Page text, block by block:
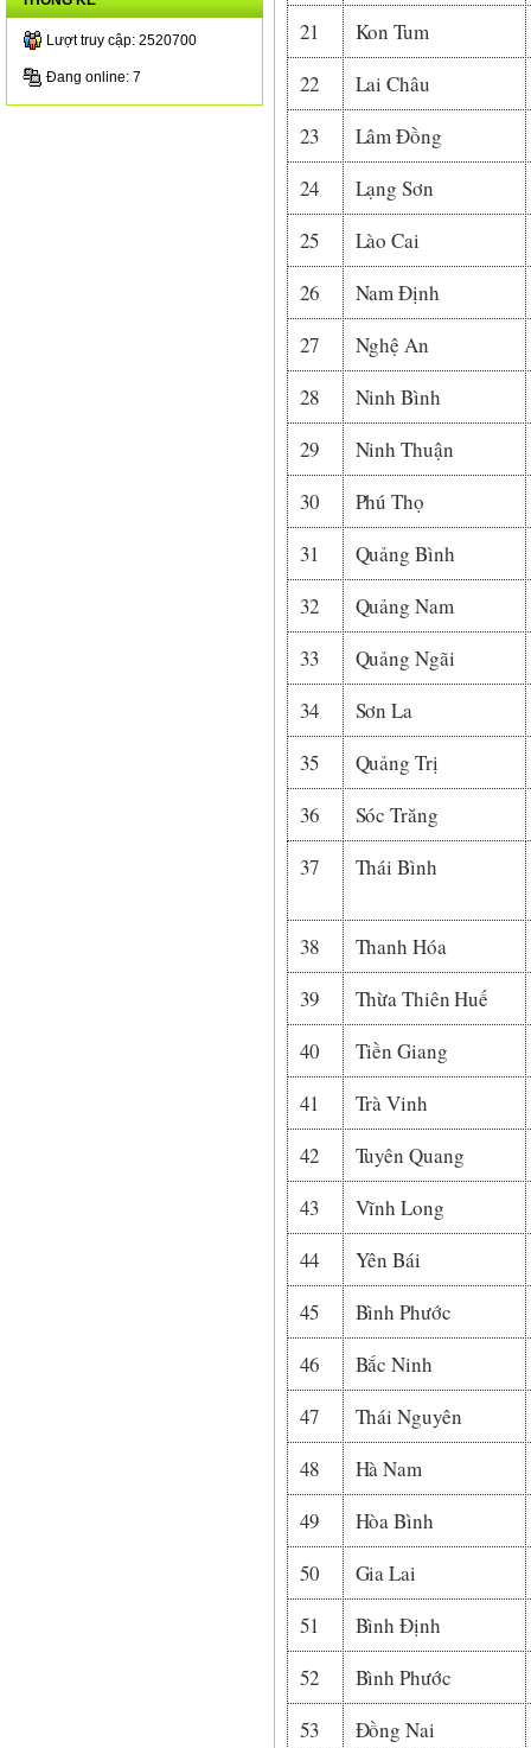
Lượt truy cập: 2520700
Đang online: 7
21
Kon Tum
22
Lai Châu
23
Lâm Đồng
24
Lạng Sơn
25
Lào Cai
26
Nam Định
27
Nghệ An
28
Ninh Bình
29
Ninh Thuận
30
Phú Thọ
31
Quảng Bình
32
Quảng Nam
33
Quảng Ngãi
34
Sơn La
35
Quảng Trị
36
Sóc Trăng
37
Thái Bình
38
Thanh Hóa
39
Thừa Thiên Huế
40
Tiền Giang
41
Trà Vinh
42
Tuyên Quang
43
Vĩnh Long
44
Yên Bái
45
Bình Phước
46
Bắc Ninh
47
Thái Nguyên
48
Hà Nam
49
Hòa Bình
50
Gia Lai
51
Bình Định
52
Bình Phước
53
Đồng Nai